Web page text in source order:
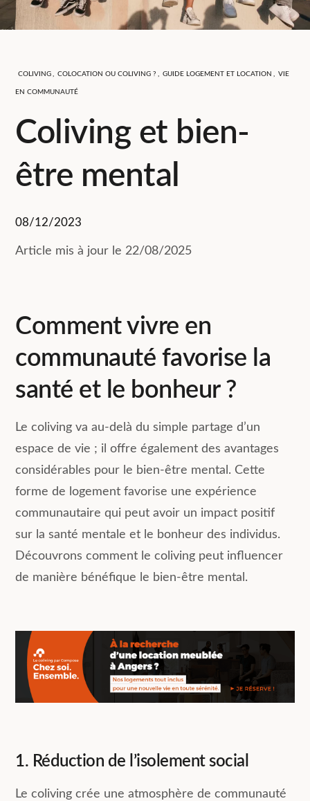
COLIVING COLOCATION OU COLIVING ? GUIDE LOGEMENT ET LOCATION VIE
EN COMMUNAUTÉ
Coliving et bien-
être mental
08/12/2023
Article mis à jour le 22/08/2025
Comment vivre en
communauté favorise la
santé et le bonheur ?
Le coliving va au-delà du simple partage d’un
espace de vie ; il offre également des avantages
considérables pour le bien-être mental. Cette
forme de logement favorise une expérience
communautaire qui peut avoir un impact positif
sur la santé mentale et le bonheur des individus.
Découvrons comment le coliving peut influencer
de manière bénéfique le bien-être mental.
1. Réduction de l’isolement social
Le coliving crée une atmosphère de communauté